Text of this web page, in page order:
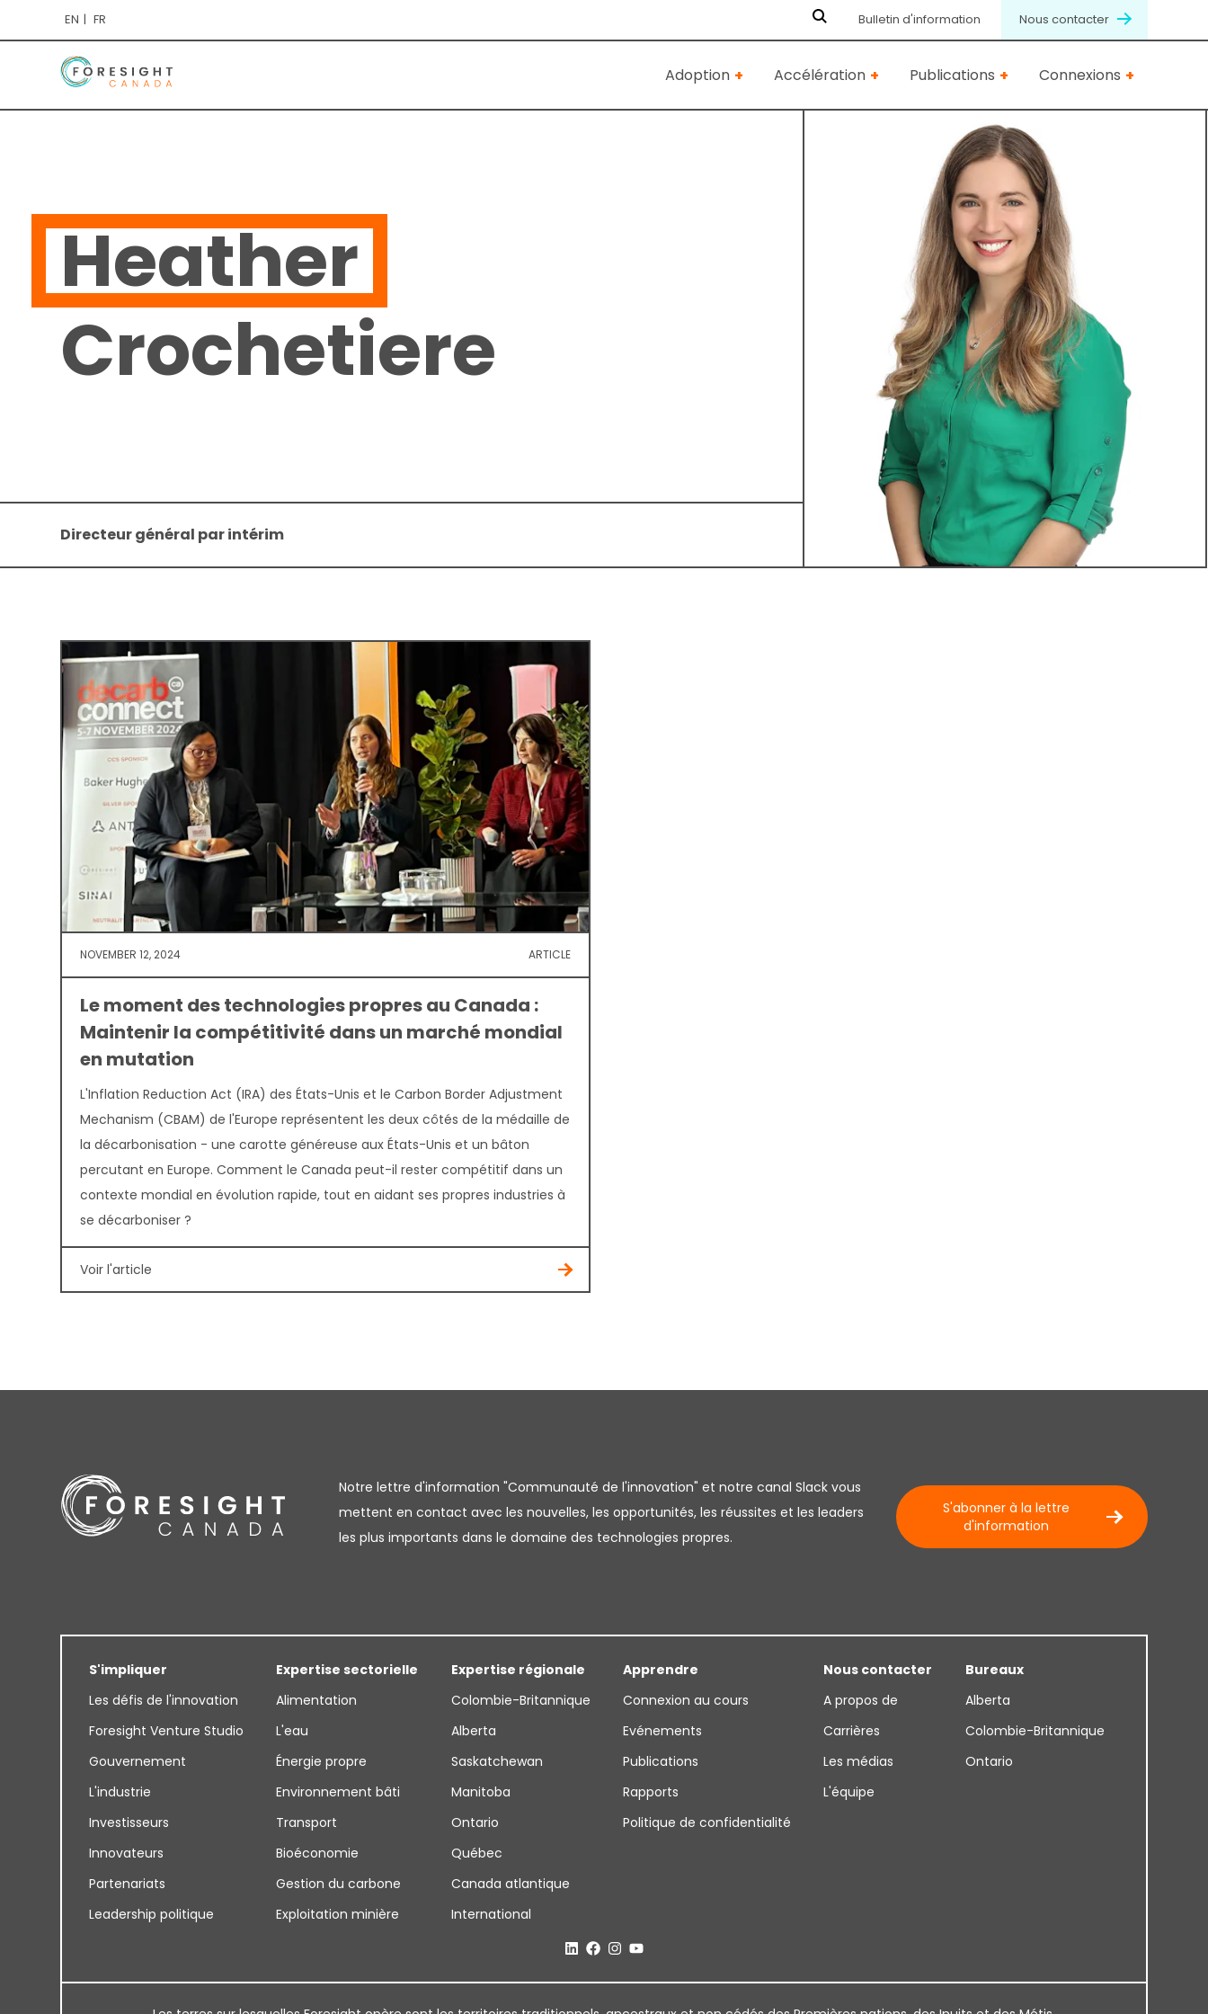
EN FR Bulletin d'information Nous contacter
Adoption Accélération Publications Connexions
Heather
Crochetiere
Directeur général par intérim
NOVEMBER 12, 2024 ARTICLE
Le moment des technologies propres au Canada :
Maintenir la compétitivité dans un marché mondial
en mutation
L'Inflation Reduction Act (IRA) des États-Unis et le Carbon Border Adjustment
Mechanism (CBAM) de l'Europe représentent les deux côtés de la médaille de
la décarbonisation - une carotte généreuse aux États-Unis et un bâton
percutant en Europe. Comment le Canada peut-il rester compétitif dans un
contexte mondial en évolution rapide, tout en aidant ses propres industries à
se décarboniser ?
Voir l'article
Notre lettre d'information "Communauté de l'innovation" et notre canal Slack vous
mettent en contact avec les nouvelles, les opportunités, les réussites et les leaders
les plus importants dans le domaine des technologies propres.
S'abonner à la lettre
d'information
S'impliquer
Les défis de l'innovation
Foresight Venture Studio
Gouvernement
L'industrie
Investisseurs
Innovateurs
Partenariats
Leadership politique
Expertise sectorielle
Alimentation
L'eau
Énergie propre
Environnement bâti
Transport
Bioéconomie
Gestion du carbone
Exploitation minière
Expertise régionale
Colombie-Britannique
Alberta
Saskatchewan
Manitoba
Ontario
Québec
Canada atlantique
International
Apprendre
Connexion au cours
Evénements
Publications
Rapports
Politique de confidentialité
Nous contacter
A propos de
Carrières
Les médias
L'équipe
Bureaux
Alberta
Colombie-Britannique
Ontario